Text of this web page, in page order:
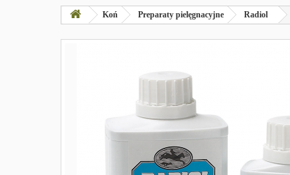
Koń Preparaty pielęgnacyjne Radiol